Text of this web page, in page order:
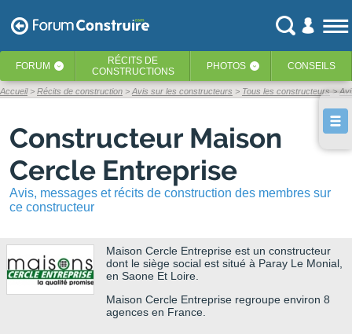
FORUM ‹ RÉCITS DE
CONSTRUCTIONS
PHOTOS ‹ CONSEILS
Accueil Récits de construction Avis sur les constructeurs Tous les constructeurs
Constructeur Maison
Cercle Entreprise
Avis, messages et récits de construction des membres sur
ce constructeur
Maison Cercle Entreprise est un constructeur
dont le siège social est situé à Paray Le Monial,
en Saone Et Loire.
Maison Cercle Entreprise regroupe environ 8
agences en France.